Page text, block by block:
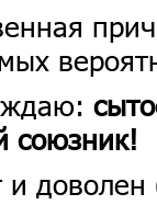
союзник!